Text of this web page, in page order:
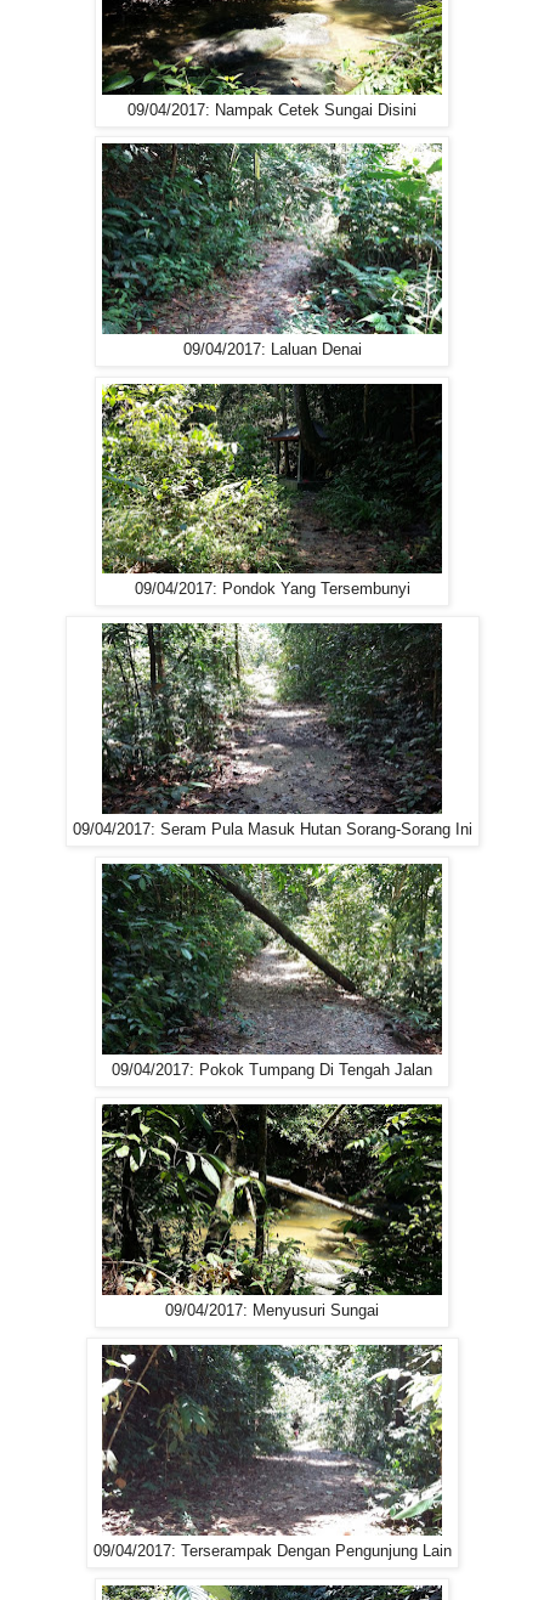
09/04/2017: Nampak Cetek Sungai Disini
09/04/2017: Laluan Denai
09/04/2017: Pondok Yang Tersembunyi
09/04/2017: Seram Pula Masuk Hutan Sorang-Sorang Ini
09/04/2017: Pokok Tumpang Di Tengah Jalan
09/04/2017: Menyusuri Sungai
09/04/2017: Terserampak Dengan Pengunjung Lain